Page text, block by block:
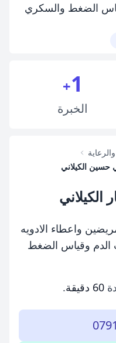
الضغط والسكري
1
+
الخبرة
الكيلاني
واعطاء الادويه
الدم وقياس الضغط
60 دقيقة .